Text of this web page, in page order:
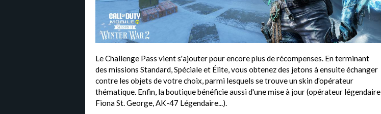
Le Challenge Pass vient s'ajouter pour encore plus de récompenses. En terminant
des missions Standard, Spéciale et Élite, vous obtenez des jetons à ensuite échanger
contre les objets de votre choix, parmi lesquels se trouve un skin d'opérateur
thématique. Enfin, la boutique bénéficie aussi d'une mise à jour (opérateur légendaire
Fiona St. George, AK-47 Légendaire...).